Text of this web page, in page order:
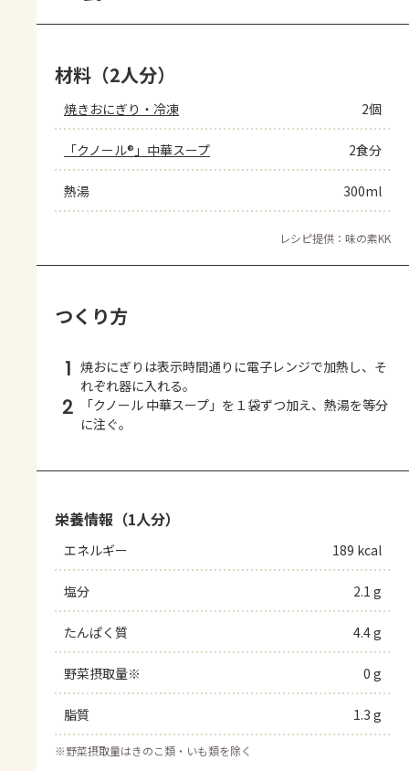
材料（2人分）
焼きおにぎり・冷凍 2個
「クノール®」中華スープ 2食分
熱湯 300ml
レシピ提供：味の素KK
つくり方
1 焼おにぎりは表示時間通りに電子レンジで加熱し、そ
れぞれ器に入れる。
2
「クノール 中華スープ」を１袋ずつ加え、熱湯を等分
に注ぐ。
栄養情報（1人分）
エネルギー 189 kcal
塩分 2.1 g
たんぱく質 4.4 g
野菜摂取量※ 0 g
脂質 1.3 g
※野菜摂取量はきのこ類・いも類を除く